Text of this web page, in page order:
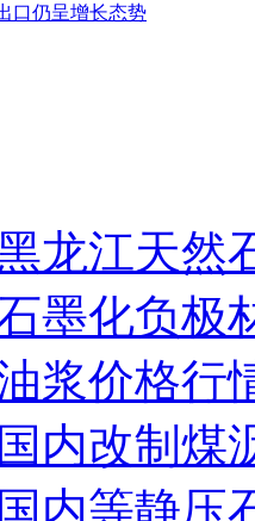
口仍呈增长态势
龙江天然
墨化负极
浆价格行
内改制煤
内 等静压